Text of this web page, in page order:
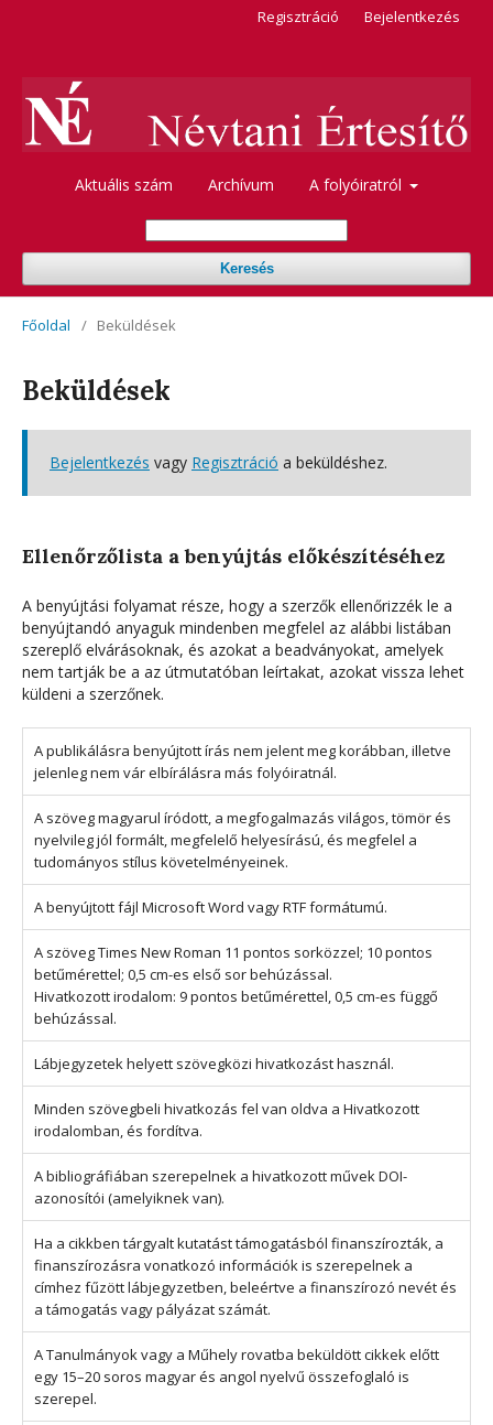
Aktuális szám Archívum A folyóiratról
Keresés
Regisztráció Bejelentkezés
Főoldal / Beküldések
Beküldések
Bejelentkezés vagy Regisztráció a beküldéshez.
Ellenőrzőlista a benyújtás előkészítéséhez
A benyújtási folyamat része, hogy a szerzők ellenőrizzék le a
benyújtandó anyaguk mindenben megfelel az alábbi listában
szereplő elvárásoknak, és azokat a beadványokat, amelyek
nem tartják be a az útmutatóban leírtakat, azokat vissza lehet
küldeni a szerzőnek.
A publikálásra benyújtott írás nem jelent meg korábban, illetve
jelenleg nem vár elbírálásra más folyóiratnál.
A szöveg magyarul íródott, a megfogalmazás világos, tömör és
nyelvileg jól formált, megfelelő helyesírású, és megfelel a
tudományos stílus követelményeinek.
A benyújtott fájl Microsoft Word vagy RTF formátumú.
A szöveg Times New Roman 11 pontos sorközzel; 10 pontos
betűmérettel; 0,5 cm-es első sor behúzással.
Hivatkozott irodalom: 9 pontos betűmérettel, 0,5 cm-es függő
behúzással.
Lábjegyzetek helyett szövegközi hivatkozást használ.
Minden szövegbeli hivatkozás fel van oldva a Hivatkozott
irodalomban, és fordítva.
A bibliográfiában szerepelnek a hivatkozott művek DOI-
azonosítói (amelyiknek van).
Ha a cikkben tárgyalt kutatást támogatásból finanszírozták, a
finanszírozásra vonatkozó információk is szerepelnek a
címhez fűzött lábjegyzetben, beleértve a finanszírozó nevét és
a támogatás vagy pályázat számát.
A Tanulmányok vagy a Műhely rovatba beküldött cikkek előtt
egy 15–20 soros magyar és angol nyelvű összefoglaló is
szerepel.